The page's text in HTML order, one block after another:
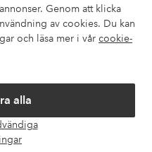
Genom att klicka
av cookies. Du kan
och läsa mer i vår cookie-
alla